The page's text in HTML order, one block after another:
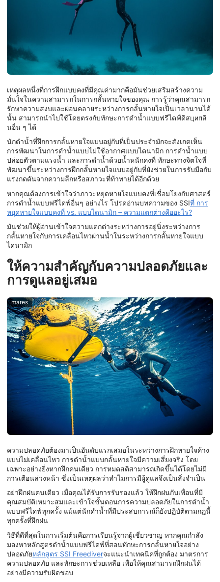
เหตุผลหนึ่งที่การฝึกแบบคงที่มีคุณค่ามากคือมันช่วยเสริมสร้างความ
มั่นใจในความสามารถในการกลั้นหายใจของคุณ การรู้ว่าคุณสามารถ
รักษาความสงบและผ่อนคลายระหว่างการกลั้นหายใจเป็นเวลานานได้
นั้น สามารถนำไปใช้โดยตรงกับทักษะการดำน้ำแบบฟรีไดฟ์ดิสципลิ
นอื่น ๆ ได้
นักดำน้ำที่ฝึกการกลั้นหายใจแบบอยู่กับที่เป็นประจำมักจะสังเกตเห็น
การพัฒนาในการดำน้ำแบบไม่ใช้อากาศแบบไดนามิก การดำน้ำแบบ
ปล่อยตัวตามแรงน้ำ และการดำน้ำด้วยน้ำหนักคงที่ ทักษะทางจิตใจที่
พัฒนาขึ้นระหว่างการฝึกกลั้นหายใจแบบอยู่กับที่ยังช่วยในการรับมือกับ
แรงกดดันจากความลึกหรือสภาวะที่ท้าทายได้อีกด้วย
หากคุณต้องการเข้าใจว่าภาวะหยุดหายใจแบบคงที่เชื่อมโยงกับศาสตร์
การดำน้ำแบบฟรีไดฟ์อื่นๆ อย่างไร โปรดอ่านบทความของ SSIที่ การ
หยุดหายใจแบบคงที่ vs. แบบไดนามิก – ความแตกต่างคืออะไร?
มันช่วยให้ผู้อ่านเข้าใจความแตกต่างระหว่างการอยู่นิ่งระหว่างการ
กลั้นหายใจกับการเคลื่อนไหวผ่านน้ำในระหว่างการกลั้นหายใจแบบ
ไดนามิก
ให้ความสำคัญกับความปลอดภัยและ
การดูแลอยู่เสมอ
mares
ความปลอดภัยต้องมาเป็นอันดับแรกเสมอในระหว่างการฝึกหายใจค้าง
แบบไม่เคลื่อนไหว การดำน้ำแบบกลั้นหายใจมีความเสี่ยงจริง โดย
เฉพาะอย่างยิ่งหากฝึกคนเดียว การหมดสติสามารถเกิดขึ้นได้โดยไม่มี
การเตือนล่วงหน้า ซึ่งเป็นเหตุผลว่าทำไมการมีผู้ดูแลจึงเป็นสิ่งจำเป็น
อย่าฝึกฝนคนเดียว เมื่อคุณได้รับการรับรองแล้ว ให้ฝึกฝนกับเพื่อนที่มี
คุณสมบัติเหมาะสมและเข้าใจขั้นตอนการความปลอดภัยในการดำน้ำ
แบบฟรีไดฟ์ทุกครั้ง แม้แต่นักดำน้ำที่มีประสบการณ์ก็ยังปฏิบัติตามกฎนี้
ทุกครั้งที่ฝึกฝน
วิธีที่ดีที่สุดในการเริ่มต้นคือการเรียนรู้จากผู้เชี่ยวชาญ หากคุณกำลัง
มองหาหลักสูตรดำน้ำแบบฟรีไดฟ์ที่สอนทักษะการกลั้นหายใจอย่าง
ปลอดภัยหลักสูตร SSI Freediverจะแนะนำเทคนิคที่ถูกต้อง มาตรการ
ความปลอดภัย และทักษะการช่วยเหลือ เพื่อให้คุณสามารถฝึกฝนได้
อย่างมีความรับผิดชอบ